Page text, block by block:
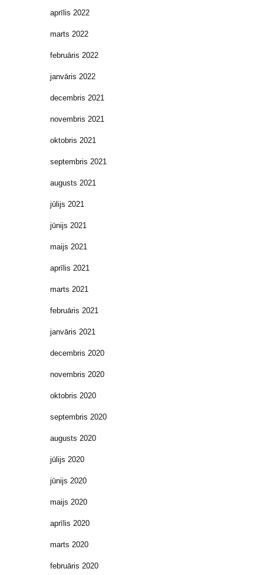
aprīlis 2022
marts 2022
februāris 2022
janvāris 2022
decembris 2021
novembris 2021
oktobris 2021
septembris 2021
augusts 2021
jūlijs 2021
jūnijs 2021
maijs 2021
aprīlis 2021
marts 2021
februāris 2021
janvāris 2021
decembris 2020
novembris 2020
oktobris 2020
septembris 2020
augusts 2020
jūlijs 2020
jūnijs 2020
maijs 2020
aprīlis 2020
marts 2020
februāris 2020